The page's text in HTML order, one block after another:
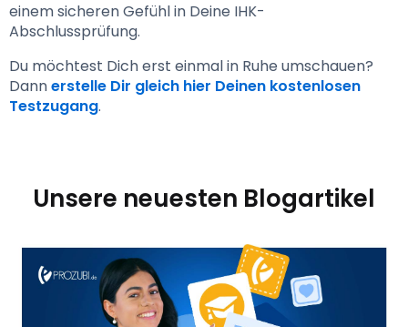
einem sicheren Gefühl in Deine IHK-
Abschlussprüfung.
Du möchtest Dich erst einmal in Ruhe umschauen?
Dann erstelle Dir gleich hier Deinen kostenlosen
Testzugang.
Unsere neuesten Blogartikel